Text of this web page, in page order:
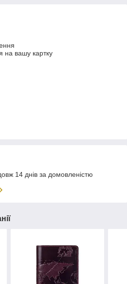
на вашу картку
14 днів за домовленістю